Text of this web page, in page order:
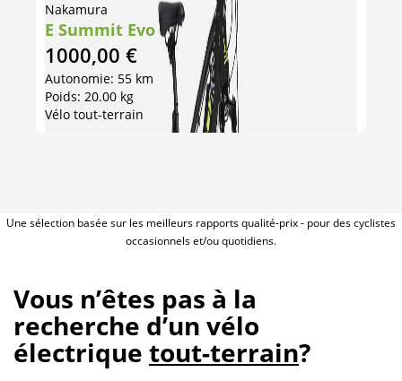
Nakamura
E Summit Evo
1000,00 €
Autonomie: 55 km
Poids: 20.00 kg
Vélo tout-terrain
Une sélection basée sur les meilleurs rapports qualité-prix - pour des cyclistes
occasionnels et/ou quotidiens.
Vous n’êtes pas à la
recherche d’un vélo
électrique tout-terrain?